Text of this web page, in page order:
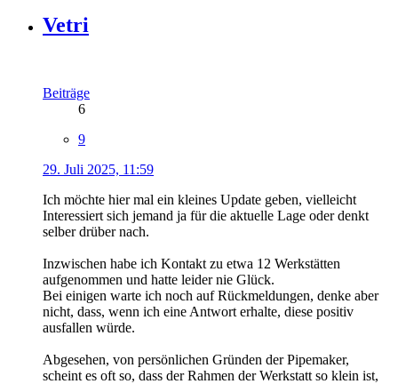
Vetri
Beiträge
6
9
29. Juli 2025, 11:59
Ich möchte hier mal ein kleines Update geben, vielleicht
Interessiert sich jemand ja für die aktuelle Lage oder denkt
selber drüber nach.
Inzwischen habe ich Kontakt zu etwa 12 Werkstätten
aufgenommen und hatte leider nie Glück.
Bei einigen warte ich noch auf Rückmeldungen, denke aber
nicht, dass, wenn ich eine Antwort erhalte, diese positiv
ausfallen würde.
Abgesehen, von persönlichen Gründen der Pipemaker,
scheint es oft so, dass der Rahmen der Werkstatt so klein ist,